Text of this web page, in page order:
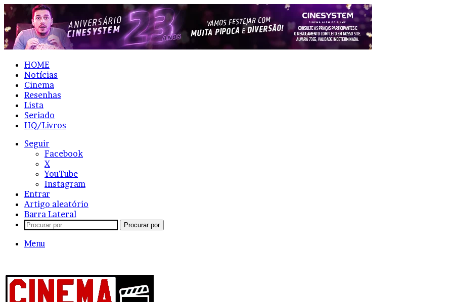
HOME
Notícias
Cinema
Resenhas
Lista
Seriado
HQ/Livros
Seguir
Facebook
X
YouTube
Instagram
Entrar
Artigo aleatório
Barra Lateral
Procurar por
Menu